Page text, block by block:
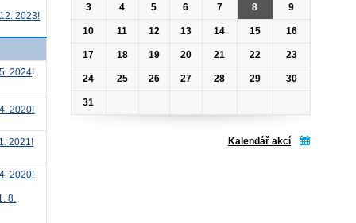
2023!
2024!
2020!
2021!
2020!
8.
3 4 5 6 7 8 9
10 11 12 13 14 15 16
17 18 19 20 21 22 23
24 25 26 27 28 29 30
31
Kalendář akcí